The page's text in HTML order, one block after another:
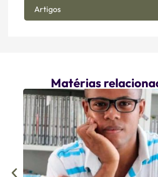
Artigos
Matérias